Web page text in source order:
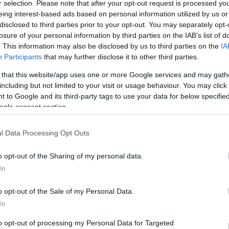
selection. Please note that after your opt-out request is processed
interest-based ads based on personal information utilized by us
to third parties prior to your opt-out. You may separately
of your personal information by third parties on the IAB’s list of
This information may also be disclosed by us to third parties on the
Participants that may further disclose it to other third parties.
that this website/app uses one or more Google services and may
but not limited to your visit or usage behaviour. You may
to Google and its third-party tags to use your data for below
consent section.
Data Processing Opt Outs
opt-out of the Sharing of my personal data.
opt-out of the Sale of my Personal Data.
opt-out of processing my Personal Data for Targeted
Οι αρχηγοί, τα
και πόσο
τα συμβόλαια
ΙΣΤΟΡΙΑ
Τσαρλς Ογκλ: Ο Βρετανός
φιλέλληνας ήταν ο πρώτος
δημοσιογράφος που